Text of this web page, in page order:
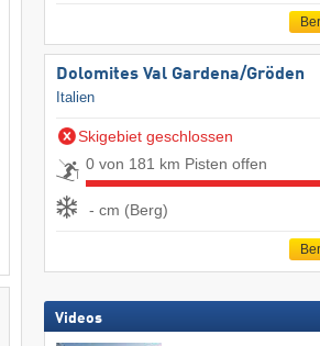
Dolomites Val Gardena/​Gröden
Italien
Skigebiet geschlossen
0 von 181 km Pisten offen
- cm (Berg)
Videos